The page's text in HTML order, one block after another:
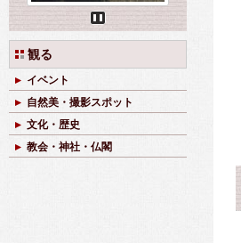
Pause
観る
イベント
自然美・撮影スポット
文化・歴史
教会・神社・仏閣